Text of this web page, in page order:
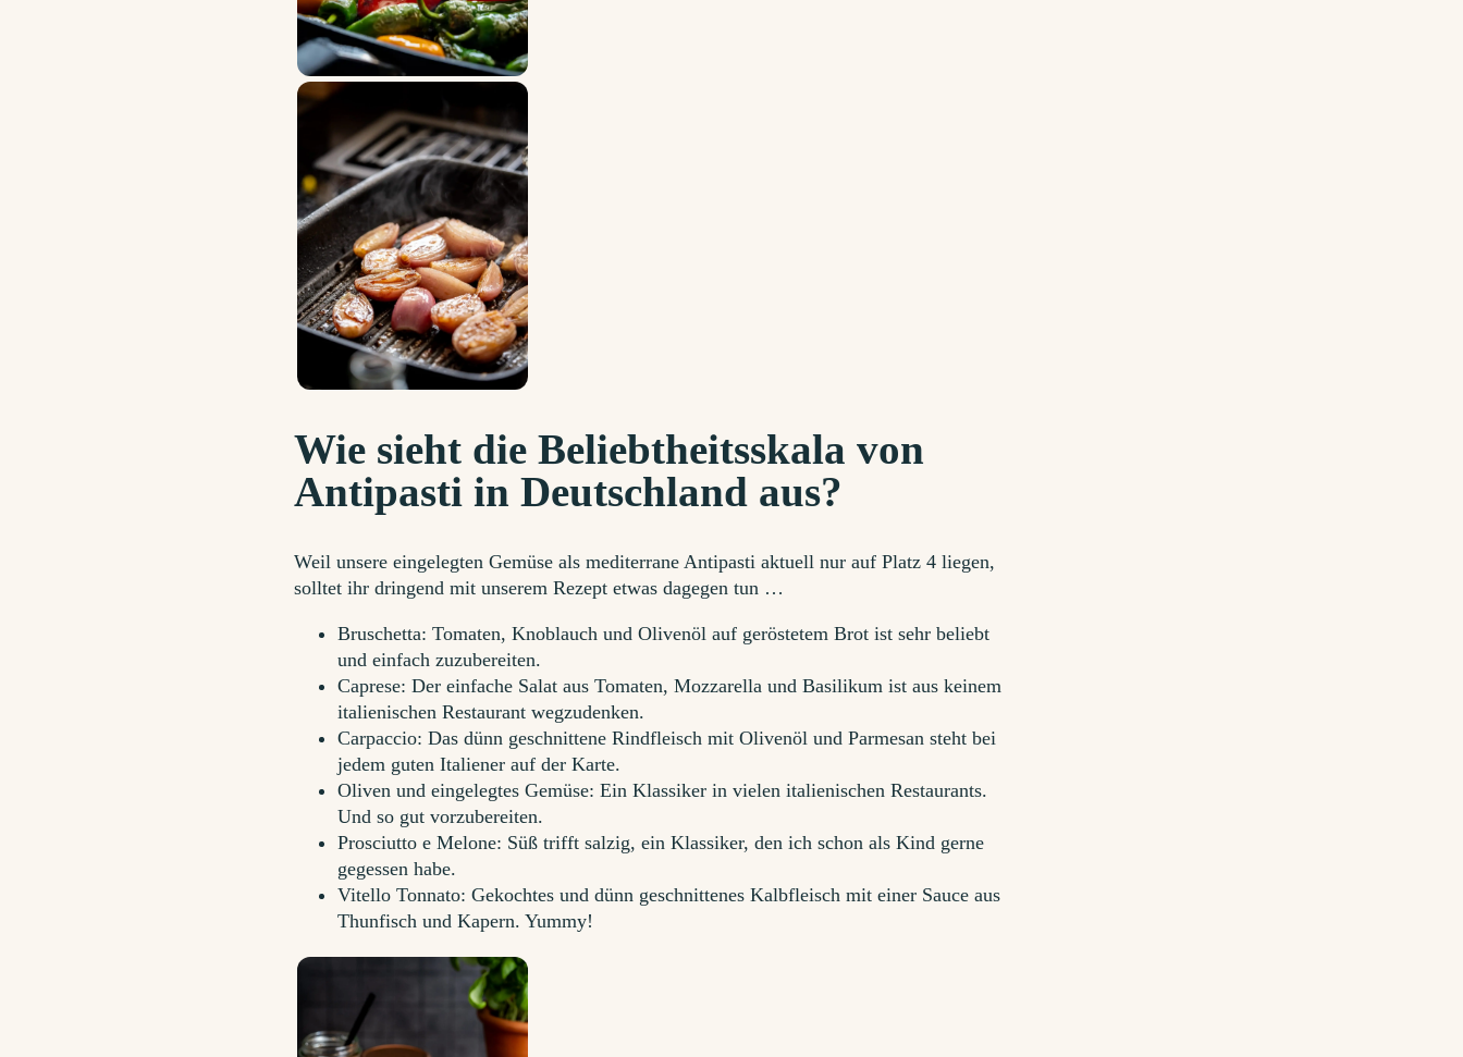
Wie sieht die Beliebtheitsskala von
Antipasti in Deutschland aus?
Weil unsere eingelegten Gemüse als mediterrane Antipasti aktuell nur auf Platz 4 liegen,
solltet ihr dringend mit unserem Rezept etwas dagegen tun …
Bruschetta: Tomaten, Knoblauch und Olivenöl auf geröstetem Brot ist sehr beliebt
und einfach zuzubereiten.
Caprese: Der einfache Salat aus Tomaten, Mozzarella und Basilikum ist aus keinem
italienischen Restaurant wegzudenken.
Carpaccio: Das dünn geschnittene Rindfleisch mit Olivenöl und Parmesan steht bei
jedem guten Italiener auf der Karte.
Oliven und eingelegtes Gemüse: Ein Klassiker in vielen italienischen Restaurants.
Und so gut vorzubereiten.
Prosciutto e Melone: Süß trifft salzig, ein Klassiker, den ich schon als Kind gerne
gegessen habe.
Vitello Tonnato: Gekochtes und dünn geschnittenes Kalbfleisch mit einer Sauce aus
Thunfisch und Kapern. Yummy!